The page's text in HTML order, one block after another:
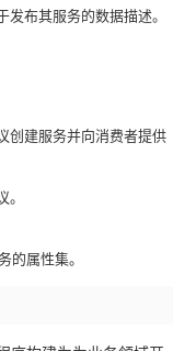
发布其服务的数据描述。
创建服务并向消费者提供
的属性集。